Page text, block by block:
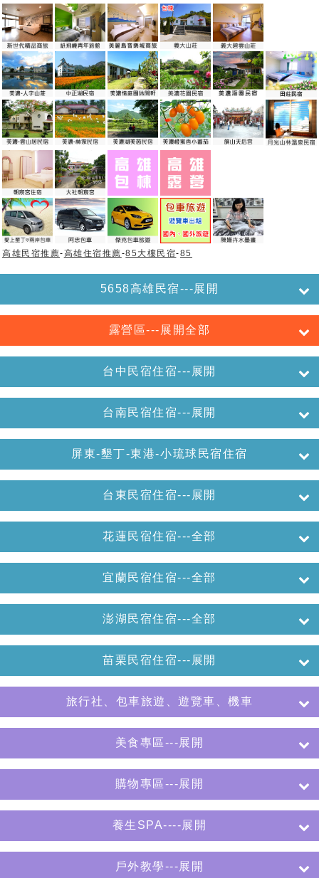
高雄民宿推薦-高雄住宿推薦-85大樓民宿-85
5658高雄民宿---展開
露營區---展開全部
台中民宿住宿---展開
台南民宿住宿---展開
屏東-墾丁-東港-小琉球民宿住宿
台東民宿住宿---展開
花蓮民宿住宿---全部
宜蘭民宿住宿---全部
澎湖民宿住宿---全部
苗栗民宿住宿---展開
旅行社、包車旅遊、遊覽車、機車
美食專區---展開
購物專區---展開
養生SPA----展開
戶外教學---展開